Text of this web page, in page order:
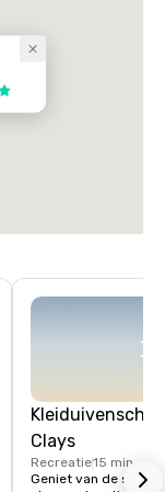
Clays
Recreatie15 min
Geniet van de